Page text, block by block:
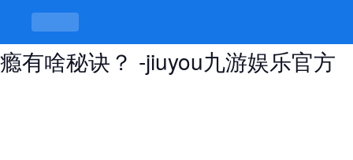
南翔和平街快餐是啥味道，想吃得过
瘾有啥秘诀？ -jiuyou九游娱乐官方